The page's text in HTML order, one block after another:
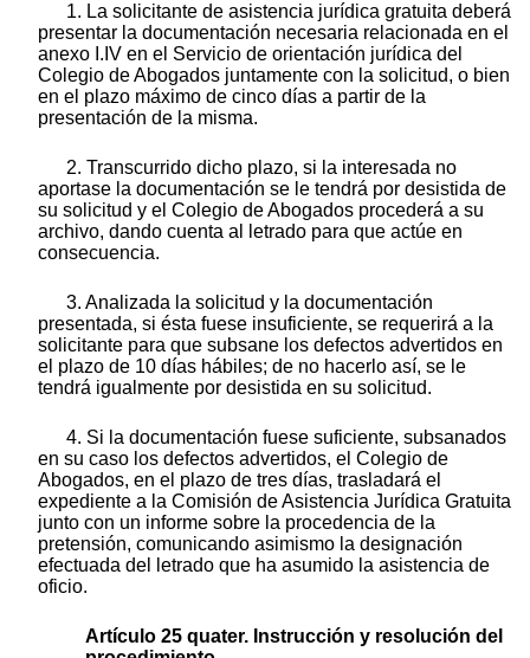
1. La solicitante de asistencia jurídica gratuita deberá
presentar la documentación necesaria relacionada en el
anexo I.IV en el Servicio de orientación jurídica del
Colegio de Abogados juntamente con la solicitud, o bien
en el plazo máximo de cinco días a partir de la
presentación de la misma.
2. Transcurrido dicho plazo, si la interesada no
aportase la documentación se le tendrá por desistida de
su solicitud y el Colegio de Abogados procederá a su
archivo, dando cuenta al letrado para que actúe en
consecuencia.
3. Analizada la solicitud y la documentación
presentada, si ésta fuese insuficiente, se requerirá a la
solicitante para que subsane los defectos advertidos en
el plazo de 10 días hábiles; de no hacerlo así, se le
tendrá igualmente por desistida en su solicitud.
4. Si la documentación fuese suficiente, subsanados
en su caso los defectos advertidos, el Colegio de
Abogados, en el plazo de tres días, trasladará el
expediente a la Comisión de Asistencia Jurídica Gratuita
junto con un informe sobre la procedencia de la
pretensión, comunicando asimismo la designación
efectuada del letrado que ha asumido la asistencia de
oficio.
Artículo 25 quater. Instrucción y resolución del